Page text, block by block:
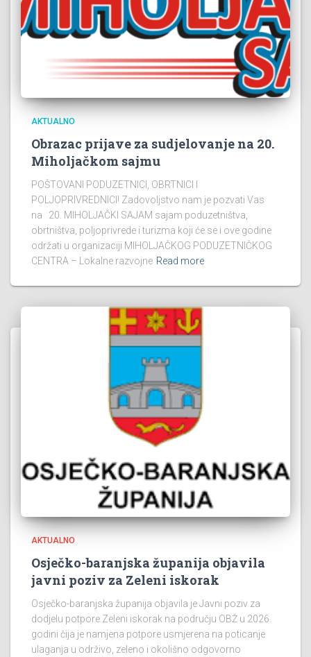
AKTUALNO
Obrazac prijave za sudjelovanje na 20.
Miholjačkom sajmu
POŠTOVANI PODUZETNICI, OBRTNICI I
POLJOPRIVREDNICI! Zadovoljstvo nam je pozvati Vas
na 20. MIHOLJAČKI SAJAM sajam poduzetništva,
obrtništva, poljoprivrede i turizma koji će se i ove godine
održati u organizaciji MIHOLJAČKOG PODUZETNIČKOG
CENTRA – Lokalne razvojne Read more
AKTUALNO
Osječko-baranjska županija objavila
javni poziv za Zeleni iskorak
Osječko-baranjska županija objavila je Javni poziv za
dodjelu potpore Zeleni iskorak na području OBŽ u 2026.
godini čija je namjena potpore usmjerena na poticanje
ulaganja u održivo, zeleno i okolišno odgovorno